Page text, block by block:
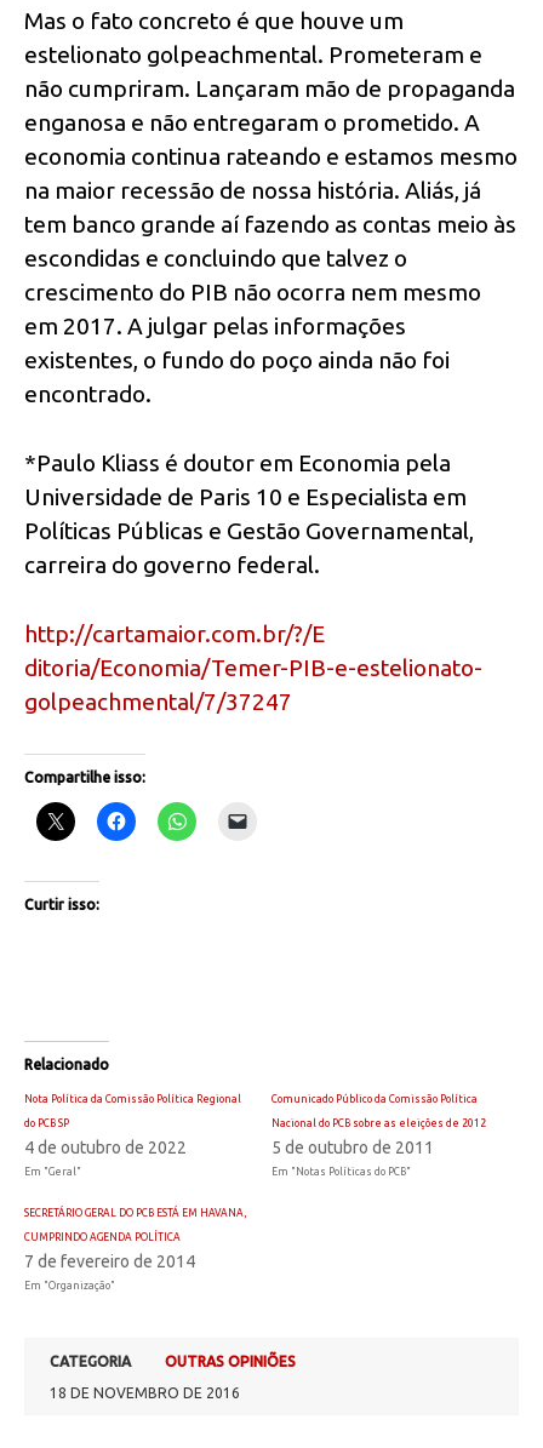
Mas o fato concreto é que houve um
estelionato golpeachmental. Prometeram e
não cumpriram. Lançaram mão de propaganda
enganosa e não entregaram o prometido. A
economia continua rateando e estamos mesmo
na maior recessão de nossa história. Aliás, já
tem banco grande aí fazendo as contas meio às
escondidas e concluindo que talvez o
crescimento do PIB não ocorra nem mesmo
em 2017. A julgar pelas informações
existentes, o fundo do poço ainda não foi
encontrado.
*Paulo Kliass é doutor em Economia pela
Universidade de Paris 10 e Especialista em
Políticas Públicas e Gestão Governamental,
carreira do governo federal.
http://cartamaior.com.br/?/E
ditoria/Economia/Temer-PIB-e-estelionato-
golpeachmental/7/37247
Compartilhe isso:
Curtir isso:
Relacionado
Nota Política da Comissão Política Regional
do PCB SP
4 de outubro de 2022
Em "Geral"
Comunicado Público da Comissão Política
Nacional do PCB sobre as eleições de 2012
5 de outubro de 2011
Em "Notas Políticas do PCB"
SECRETÁRIO GERAL DO PCB ESTÁ EM HAVANA,
CUMPRINDO AGENDA POLÍTICA
7 de fevereiro de 2014
Em "Organização"
CATEGORIA
OUTRAS OPINIÕES
18 DE NOVEMBRO DE 2016